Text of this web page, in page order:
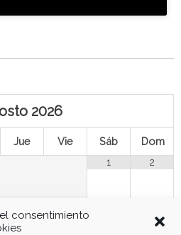
consentimiento
2026
Jue Vie Sáb
Dom
1
2